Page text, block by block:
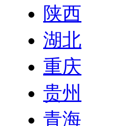
陕西
湖北
重庆
贵州
青海